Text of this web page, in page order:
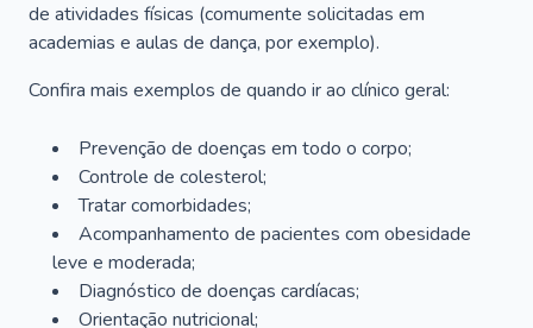
de atividades físicas (comumente solicitadas em
academias e aulas de dança, por exemplo).
Confira mais exemplos de quando ir ao clínico geral:
Prevenção de doenças em todo o corpo;
Controle de colesterol;
Tratar comorbidades;
Acompanhamento de pacientes com obesidade
leve e moderada;
Diagnóstico de doenças cardíacas;
Orientação nutricional;